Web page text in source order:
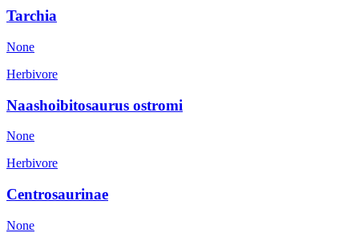
Tarchia
None
Herbivore
Naashoibitosaurus ostromi
None
Herbivore
Centrosaurinae
None